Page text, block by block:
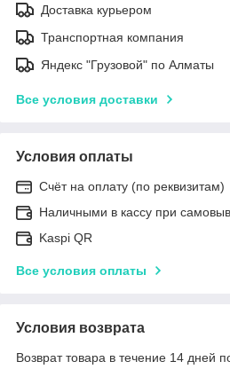
Доставка курьером
Транспортная компания
Яндекс "Грузовой" по Алматы
Все условия доставки
Условия оплаты
Счёт на оплату (по реквизитам)
Наличными в кассу при
Kaspi QR
Все условия оплаты
Условия возврата
Возврат товара в течение 14 дней